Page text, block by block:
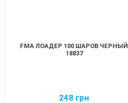
FMA ЛОАДЕР 100 ШАРОВ ЧЕРНЫЙ
18837
248 грн